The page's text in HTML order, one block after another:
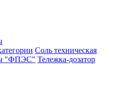
Соль техническая
"ФПЭС" Тележка-дозатор